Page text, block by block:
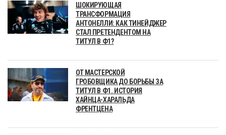
ШОКИРУЮЩАЯ
ТРАНСФОРМАЦИЯ
АНТОНЕЛЛИ: КАК ТИНЕЙДЖЕР
СТАЛ ПРЕТЕНДЕНТОМ НА
ТИТУЛ В Ф1?
ОТ МАСТЕРСКОЙ
ГРОБОВЩИКА ДО БОРЬБЫ ЗА
ТИТУЛ В Ф1. ИСТОРИЯ
ХАЙНЦА-ХАРАЛЬДА
ФРЕНТЦЕНА